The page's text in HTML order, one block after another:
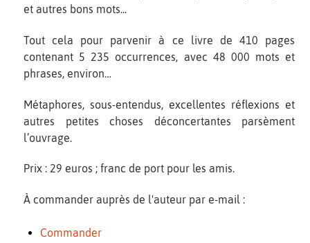
et autres bons mots...
Tout cela pour parvenir à ce livre de 410 pages
contenant 5 235 occurrences, avec 48 000 mots et
phrases, environ…
Métaphores, sous-entendus, excellentes réflexions et
autres petites choses déconcertantes parsèment
l’ouvrage.
Prix : 29 euros ; franc de port pour les amis.
À commander auprès de l'auteur par e-mail :
Commander